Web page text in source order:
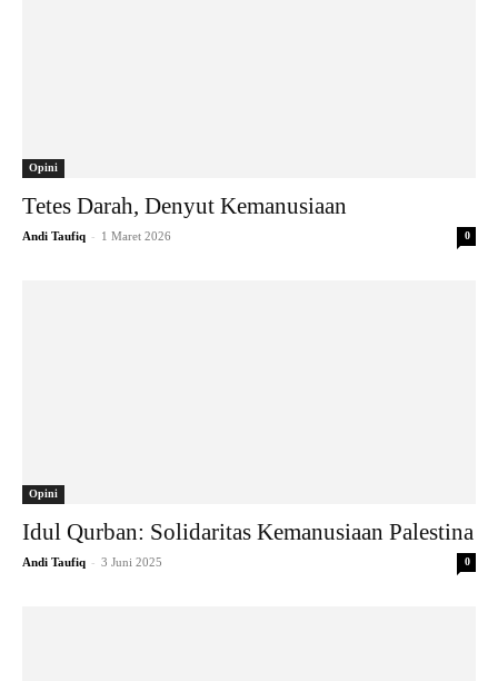
Opini
Tetes Darah, Denyut Kemanusiaan
Andi Taufiq - 1 Maret 2026 0
Opini
Idul Qurban: Solidaritas Kemanusiaan Palestina
Andi Taufiq - 3 Juni 2025 0